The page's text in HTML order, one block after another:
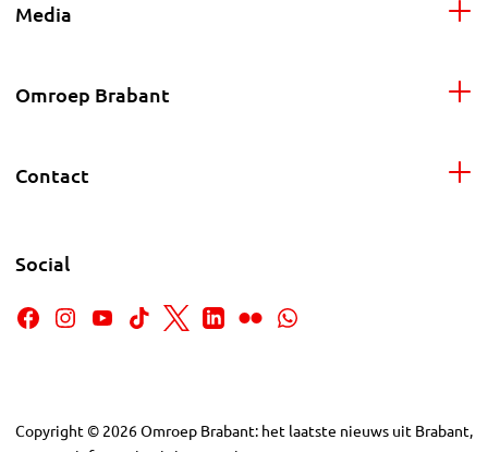
Media
Omroep Brabant
Contact
Social
Copyright © 2026Omroep Brabant: het laatste nieuws uit Brabant,